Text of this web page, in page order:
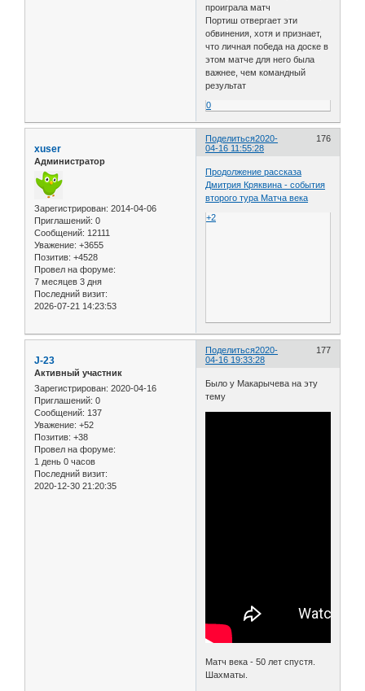
проиграла матч
Портиш отвергает эти
обвинения, хотя и признает,
что личная победа на доске в
этом матче для него была
важнее, чем командный
результат
0
Поделиться 176
2020-
04-16 11:55:28
xuser
Администратор
Зарегистрирован: 2014-04-06
Приглашений: 0
Сообщений: 12111
Уважение: +3655
Позитив: +4528
Провел на форуме:
7 месяцев 3 дня
Последний визит:
2026-07-21 14:23:53
Продолжение рассказа
Дмитрия Кряквина - события
второго тура Матча века
+2
Поделиться 177
2020-
04-16 19:33:28
J-23
Активный участник
Зарегистрирован: 2020-04-16
Приглашений: 0
Сообщений: 137
Уважение: +52
Позитив: +38
Провел на форуме:
1 день 0 часов
Последний визит:
2020-12-30 21:20:35
Было у Макарычева на эту
тему
Матч века - 50 лет спустя.
Шахматы.